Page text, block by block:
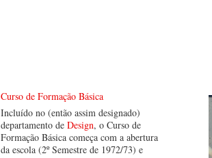
Curso de Formação Básica
Incluído no (então assim designado)
departamento de Design, o Curso de
Formação Básica começa com a abertura
da escola (2º Semestre de 1972/73) e